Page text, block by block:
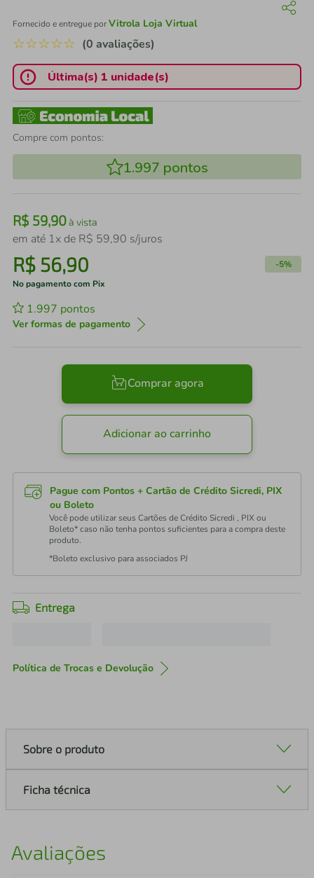
Fornecido e entregue porVitrola Loja Virtual
☆☆☆☆☆ (0 avaliações)
Última(s) 1 unidade(s)
Compre com pontos:
1.997 pontos
R$ 59,90à vista
em até 1x de R$ 59,90 s/juros
R$ 56,90 -5%
No pagamento com Pix
1.997 pontos
Ver formas de pagamento
Comprar agora
Adicionar ao carrinho
Pague com Pontos + Cartão de Crédito Sicredi, PIX
ou Boleto
Você pode utilizar seus Cartões de Crédito Sicredi , PIX ou
Boleto* caso não tenha pontos suficientes para a compra deste
produto.
*Boleto exclusivo para associados PJ
Entrega
Política de Trocas e Devolução
Sobre o produto
Ficha técnica
Avaliações